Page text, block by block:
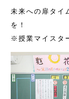
未来への扉タイ
を！
※授業マイスタ